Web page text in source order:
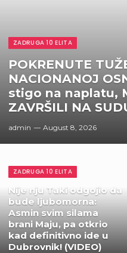
ZADRUGA 10 ELITA
POKRENUTE
NACIONANOJ
stigo na naplatu,
ZAVRŠILI NA
admin August 8, 2026
ZADRUGA 10 ELITA
Nije nju Taki odgojio da
bude ljubomorna:
Asmin svim silama
brani Maju, pa otkrio
kad definitivno ide u
Dubrovnik! (VIDEO)